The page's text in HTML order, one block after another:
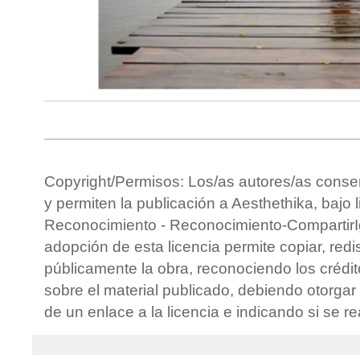
Copyright/Permisos: Los/as autores/as
y permiten la publicación a Aesthethika, bajo
Reconocimiento - Reconocimiento-
adopción de esta licencia permite copiar,
públicamente la obra, reconociendo los
sobre el material publicado, debiendo
de un enlace a la licencia e indicando si se